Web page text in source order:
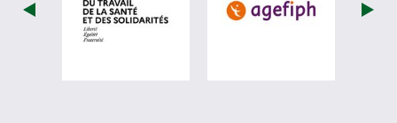
visiter les site de Ministère du travail
visiter les